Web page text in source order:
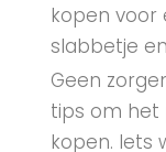
kopen voor
slabbetje
Geen
tips om
kopen. Iets